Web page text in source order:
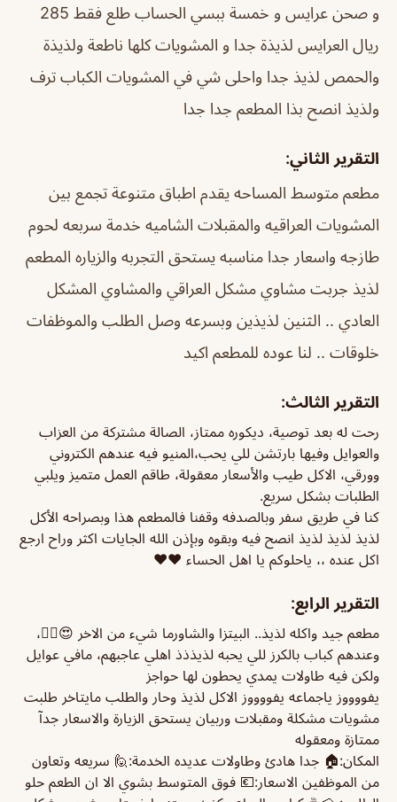
و صحن عرايس و خمسة ببسي الحساب طلع فقط 285
ريال العرايس لذيذة جدا و المشويات كلها ناطعة ولذيذة
والحمص لذيذ جدا واحلى شي في المشويات الكباب ترف
ولذيذ انصح بذا المطعم جدا جدا
التقرير الثاني:
مطعم متوسط المساحه يقدم اطباق متنوعة تجمع بين
المشويات العراقيه والمقبلات الشاميه خدمة سربعه لحوم
طازجه واسعار جدا مناسبه يستحق التجربه والزياره المطعم
لذيذ جربت مشاوي مشكل العراقي والمشاوي المشكل
العادي .. الثنين لذيذين وبسرعه وصل الطلب والموظفات
خلوقات .. لنا عوده للمطعم اكيد
التقرير الثالث:
رحت له بعد توصية، ديكوره ممتاز، الصالة مشتركة من العزاب
والعوايل وفيها بارتشن للي يحب،المنيو فيه عندهم الكتروني
وورقي، الاكل طيب والأسعار معقولة، طاقم العمل متميز ويلبي
الطلبات بشكل سريع.
كنا في طريق سفر وبالصدفه وقفنا فالمطعم هذا وبصراحه الأكل
لذيذ لذيذ لذيذ انصح فيه وبقوه وبإذن الله الجايات اكثر وراح ارجع
اكل عنده ،، ياحلوكم يا اهل الحساء ❤️❤️
التقرير الرابع:
مطعم جيد واكله لذيذ.. البيتزا والشاورما شيء من الاخر 😍👌🏼،
وعندهم كباب بالكرز للي يحبه لذيذذذ اهلي عاجبهم، مافي عوايل
ولكن فيه طاولات يمدي يحطون لها حواجز
يفووووز ياجماعه يفووووز الاكل لذيذ وحار والطلب مايتاخر طلبت
مشويات مشكلة ومقبلات وربيان يستحق الزيارة والاسعار جدآ
ممتازة ومعقوله
المكان:🏠 جدا هادئ وطاولات عديده الخدمة:🙋 سريعه وتعاون
من الموظفين الاسعار:💶 فوق المتوسط بشوي الا ان الطعم حلو